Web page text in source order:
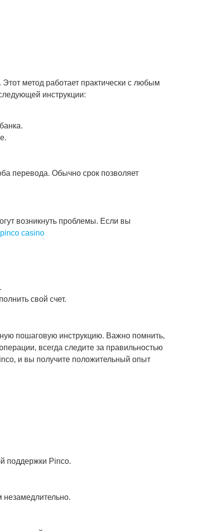
метод работает практически с любым
инструкции:
перевода. Обычно срок позволяет
возникнуть проблемы. Если вы
pinco casino
свой счет.
пошаговую инструкцию. Важно помнить,
всегда следите за правильностью
и вы получите положительный опыт
поддержки Pinco.